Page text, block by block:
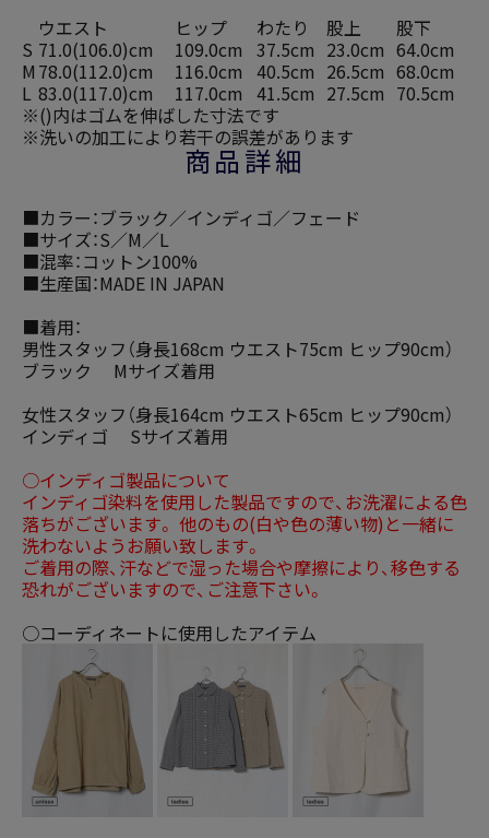
ウエスト ヒップ わたり 股上
股下
S 71.0(106.0)cm 109.0cm 37.5cm 23.0cm 64.0cm
M 78.0(112.0)cm 116.0cm 40.5cm 26.5cm 68.0cm
L 83.0(117.0)cm 117.0cm 41.5cm 27.5cm 70.5cm
※()内はゴムを伸ばした寸法です
※洗いの加工により若干の誤差があります
商品詳細
■カラー：ブラック／インディゴ／フェード
■サイズ：S／M／L
■混率：コットン100%
■生産国：MADE IN JAPAN
■着用：
男性スタッフ（身長168cm ウエスト75cm ヒップ90cm）
ブラック Mサイズ着用
女性スタッフ（身長164cm ウエスト65cm ヒップ90cm）
インディゴ Sサイズ着用
○インディゴ製品について
インディゴ染料を使用した製品ですので、お洗濯による色
落ちがございます。 他のもの(白や色の薄い物)と一緒に
洗わないようお願い致します。
ご着用の際、汗などで湿った場合や摩擦により、移色する
恐れがございますので、ご注意下さい。
○コーディネートに使用したアイテム